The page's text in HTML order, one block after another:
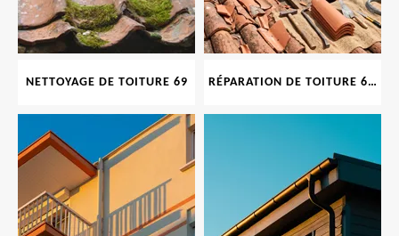
NETTOYAGE DE TOITURE 69 RÉPARATION DE TOITURE 69 RHONE, TUILES CASSÉES OU ABIMÉES